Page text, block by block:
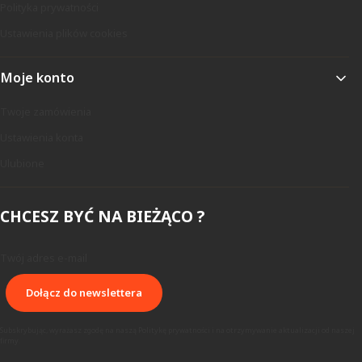
Moje konto
CHCESZ BYĆ NA BIEŻĄCO ?
Dołącz do newslettera